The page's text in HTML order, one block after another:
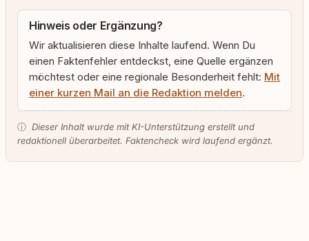
Hinweis oder Ergänzung?
Wir aktualisieren diese Inhalte laufend. Wenn Du
einen Faktenfehler entdeckst, eine Quelle ergänzen
möchtest oder eine regionale Besonderheit fehlt: Mit
einer kurzen Mail an die Redaktion melden.
ⓘ Dieser Inhalt wurde mit KI-Unterstützung erstellt und
redaktionell überarbeitet. Faktencheck wird laufend ergänzt.